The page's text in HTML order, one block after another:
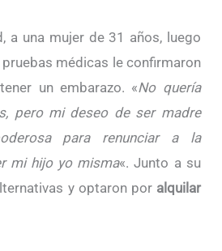
a una mujer de 31 años, luego
médicas le confirmaron
un embarazo. «No quería
pero mi deseo de ser madre
para renunciar a la
mi hijo yo misma«. Junto a su
y optaron por alquilar